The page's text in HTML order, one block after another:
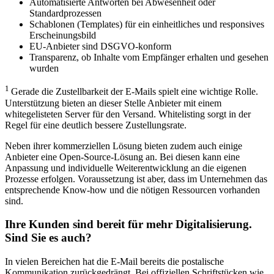
Automatisierte Antworten bei Abwesenheit oder
Standardprozessen
Schablonen (Templates) für ein einheitliches und responsives
Erscheinungsbild
EU-Anbieter sind DSGVO-konform
Transparenz, ob Inhalte vom Empfänger erhalten und gesehen
wurden
1 Gerade die Zustellbarkeit der E-Mails spielt eine wichtige Rolle.
Unterstützung bieten an dieser Stelle Anbieter mit einem
whitegelisteten Server für den Versand. Whitelisting sorgt in der
Regel für eine deutlich bessere Zustellungsrate.
Neben ihrer kommerziellen Lösung bieten zudem auch einige
Anbieter eine Open-Source-Lösung an. Bei diesen kann eine
Anpassung und individuelle Weiterentwicklung an die eigenen
Prozesse erfolgen. Voraussetzung ist aber, dass im Unternehmen das
entsprechende Know-how und die nötigen Ressourcen vorhanden
sind.
Ihre Kunden sind bereit für mehr Digitalisierung.
Sind Sie es auch?
In vielen Bereichen hat die E-Mail bereits die postalische